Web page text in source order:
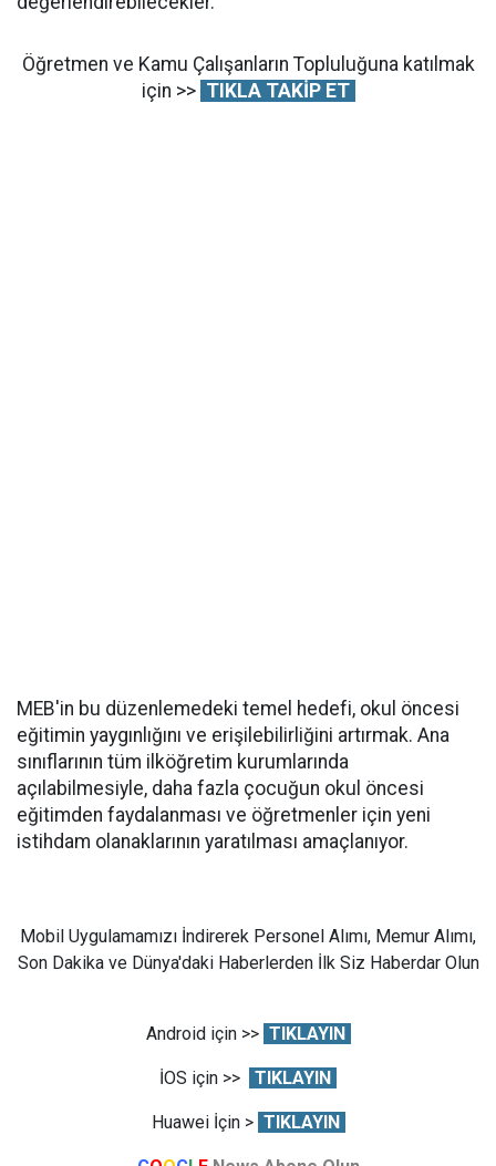
Öğretmen ve Kamu Çalışanların Topluluğuna katılmak
için >> TIKLA TAKİP ET
MEB'in bu düzenlemedeki temel hedefi, okul öncesi
eğitimin yaygınlığını ve erişilebilirliğini artırmak. Ana
sınıflarının tüm ilköğretim kurumlarında
açılabilmesiyle, daha fazla çocuğun okul öncesi
eğitimden faydalanması ve öğretmenler için yeni
istihdam olanaklarının yaratılması amaçlanıyor.
Mobil Uygulamamızı İndirerek Personel Alımı, Memur Alımı,
Son Dakika ve Dünya'daki Haberlerden İlk Siz Haberdar Olun
Android için >> TIKLAYIN
İOS için >> TIKLAYIN
Huawei İçin > TIKLAYIN